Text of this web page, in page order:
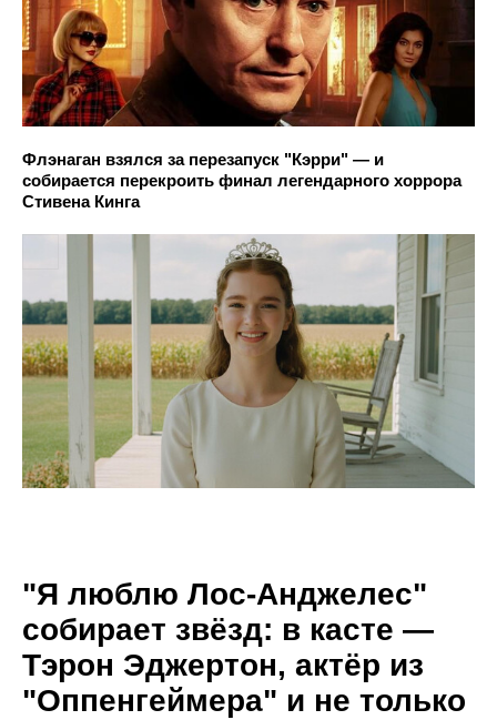
Флэнаган взялся за перезапуск "Кэрри" — и
собирается перекроить финал легендарного хоррора
Стивена Кинга
"Я люблю Лос-Анджелес"
собирает звёзд: в касте —
Тэрон Эджертон, актёр из
"Оппенгеймера" и не только